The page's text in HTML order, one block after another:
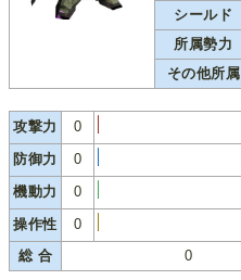
シールド
所属勢力
その他所属
攻撃力
0
防御力
0
機動力
0
操作性
0
総 合
0